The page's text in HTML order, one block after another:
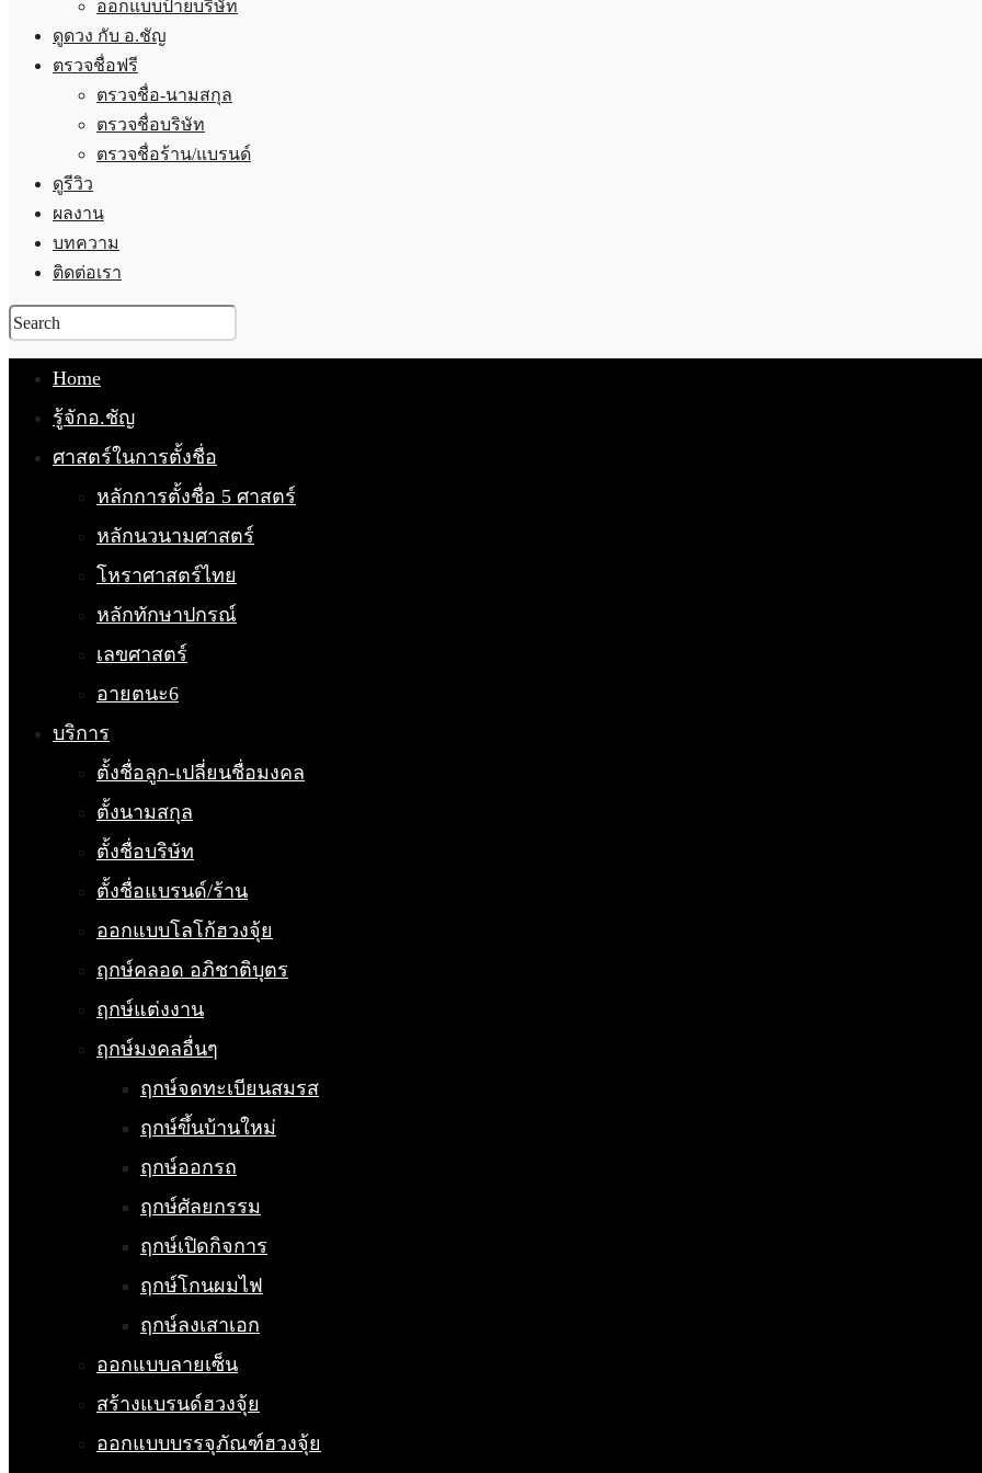
ออกแบบป้ายบริษัท
ดูดวง กับ อ.ชัญ
ตรวจชื่อฟรี
ตรวจชื่อ-นามสกุล
ตรวจชื่อบริษัท
ตรวจชื่อร้าน/แบรนด์
ดูรีวิว
ผลงาน
บทความ
ติดต่อเรา
Home
รู้จักอ.ชัญ
ศาสตร์ในการตั้งชื่อ
หลักการตั้งชื่อ 5 ศาสตร์
หลักนวนามศาสตร์
โหราศาสตร์ไทย
หลักทักษาปกรณ์
เลขศาสตร์
อายตนะ6
บริการ
ตั้งชื่อลูก-เปลี่ยนชื่อมงคล
ตั้งนามสกุล
ตั้งชื่อบริษัท
ตั้งชื่อแบรนด์/ร้าน
ออกแบบโลโก้ฮวงจุ้ย
ฤกษ์คลอด อภิชาติบุตร
ฤกษ์แต่งงาน
ฤกษ์มงคลอื่นๆ
ฤกษ์จดทะเบียนสมรส
ฤกษ์ขึ้นบ้านใหม่
ฤกษ์ออกรถ
ฤกษ์ศัลยกรรม
ฤกษ์เปิดกิจการ
ฤกษ์โกนผมไฟ
ฤกษ์ลงเสาเอก
ออกแบบลายเซ็น
สร้างแบรนด์ฮวงจุ้ย
ออกแบบบรรจุภัณฑ์ฮวงจุ้ย